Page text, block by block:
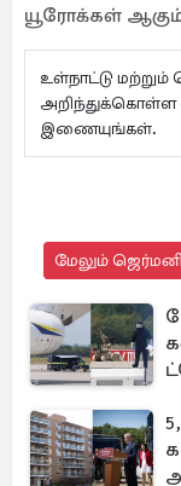
யூரோக்கள்
உள்நாட்டு
அறிந்துக்கொள்ள
இணையுங்கள்.
மேலும்